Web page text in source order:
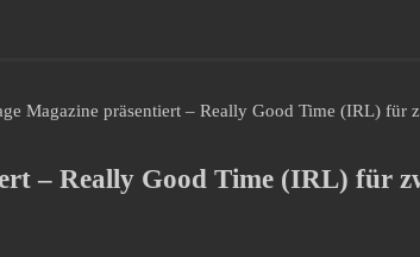
Magazine präsentiert – Really Good Time (IRL) für
– Really Good Time (IRL) für